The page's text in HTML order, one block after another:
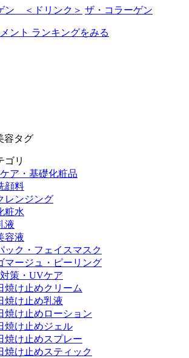
ン ＜ドリンク＞ ザ・コラーゲン
ント ランキングをみる
容タグ
ゴリ
ア・基礎化粧品
顔料
レンジング
粧水
液
容液
ック・フェイスマスク
マージュ・ピーリング
策・UVケア
焼け止めクリーム
焼け止め乳液
焼け止めローション
焼け止めジェル
焼け止めスプレー
焼け止めスティック